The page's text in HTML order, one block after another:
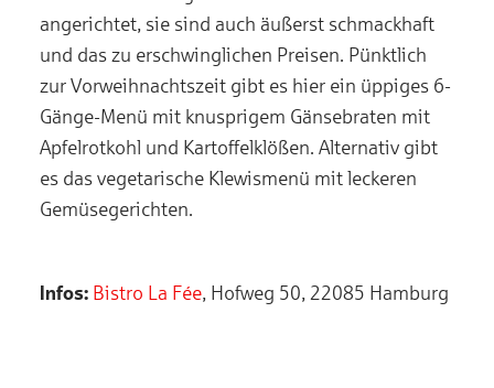
angerichtet, sie sind auch äußerst schmackhaft
und das zu erschwinglichen Preisen. Pünktlich
zur Vorweihnachtszeit gibt es hier ein üppiges 6-
Gänge-Menü mit knusprigem Gänsebraten mit
Apfelrotkohl und Kartoffelklößen. Alternativ gibt
es das vegetarische Klewismenü mit leckeren
Gemüsegerichten.
Infos: Bistro La Fée, Hofweg 50, 22085 Hamburg